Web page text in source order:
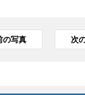
の写真 次